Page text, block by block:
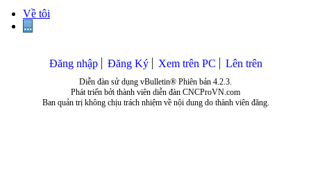
Về tôi
...
Đăng nhập Đăng Ký Xem trên PC Lên trên
Diễn đàn sử dụng vBulletin® Phiên bản 4.2.3.
Phát triển bởi thành viên diễn đàn CNCProVN.com
Ban quản trị không chịu trách nhiệm về nội dung do thành viên đăng.